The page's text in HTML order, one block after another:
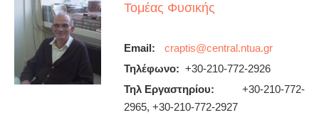
Τομέας Φυσικής
Email:
Τηλέφωνο: +30-210-772-2926
Τηλ Εργαστηρίου:
+30-210-772-
2965, +30-210-772-2927